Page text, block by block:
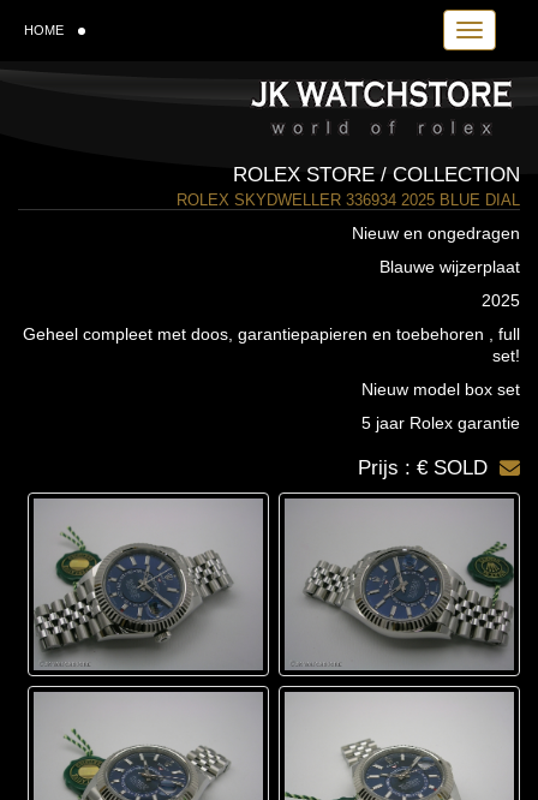
Toggle
HOME
ROLEX STORE / COLLECTION
ROLEX SKYDWELLER 336934 2025 BLUE DIAL
Nieuw en ongedragen
Blauwe wijzerplaat
2025
Geheel compleet met doos, garantiepapieren en toebehoren , full
set!
Nieuw model box set
5 jaar Rolex garantie
Prijs : € SOLD